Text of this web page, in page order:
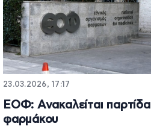
23.03.2026, 17:17
ΕΟΦ: Ανακαλείται παρτίδα
φαρμάκου